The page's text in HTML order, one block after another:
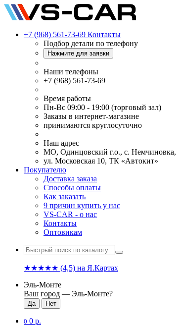
+7 (968) 561-73-69 Контакты
Подбор детали по телефону
Нажмите для заявки
Наши телефоны
+7 (968) 561-73-69
Время работы
Пн-Вс 09:00 - 19:00 (торговый зал)
Заказы в интернет-магазине
принимаются круглосуточно
Наш адрес
МО, Одинцовский г.о., с. Немчиновка,
ул. Московская 10, ТК «Автокит»
Покупателю
Доставка заказа
Способы оплаты
Как заказать
9 причин купить у нас
VS-CAR - о нас
Контакты
Оптовикам
★★★★★ (4,5) на Я.Картах
Эль-Монте
Ваш город — Эль-Монте?
0 0 р.